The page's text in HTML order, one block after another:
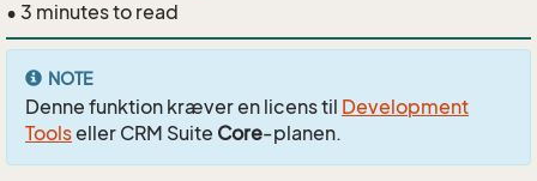
• 3 minutes to read
NOTE
Denne funktion kræver en licens til Development
Toolseller CRM Suite Core-planen.